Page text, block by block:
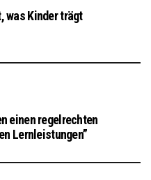
was Kinder trägt
einen regelrechten
Lernleistungen”